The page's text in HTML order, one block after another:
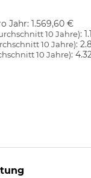
Jahr: 1.569,60 €
10 Jahre):
10 Jahre):
10 Jahre):